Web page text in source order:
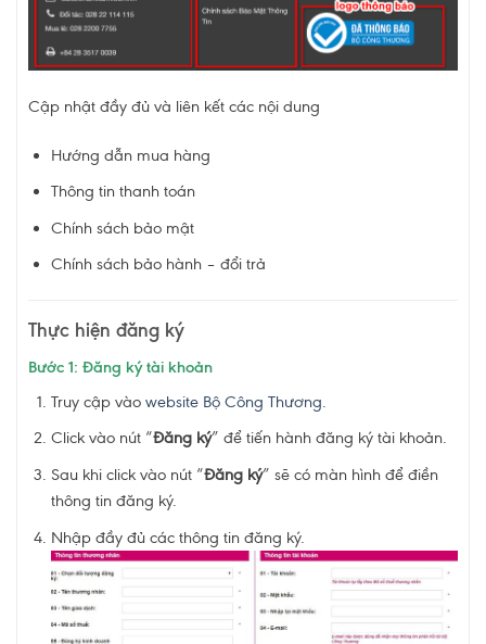
Cập nhật đầy đủ và liên kết các nội dung
Hướng dẫn mua hàng
Thông tin thanh toán
Chính sách bảo mật
Chính sách bảo hành – đổi trả
Thực hiện đăng ký
Bước 1: Đăng ký tài khoản
Truy cập vào website Bộ Công Thương.
Click vào nút “Đăng ký” để tiến hành đăng ký tài khoản.
Sau khi click vào nút “Đăng ký” sẽ có màn hình để điền
thông tin đăng ký.
Nhập đầy đủ các thông tin đăng ký.